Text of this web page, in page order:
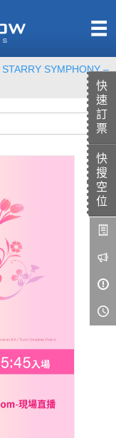
快
速
訂
票
快
搜
空
位
SYMPHONY –